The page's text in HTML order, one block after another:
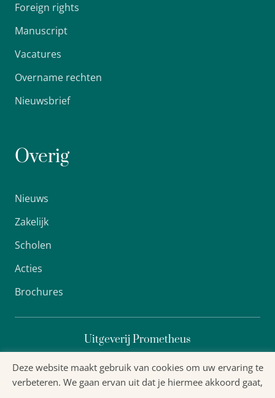
Foreign rights
Manuscript
Vacatures
Overname rechten
Nieuwsbrief
Overig
Nieuws
Zakelijk
Scholen
Acties
Brochures
Uitgeverij Prometheus
Algemene voorwaarden
Deze website maakt gebruik van cookies om uw ervaring te
verbeteren. We gaan ervan uit dat je hiermee akkoord gaat,